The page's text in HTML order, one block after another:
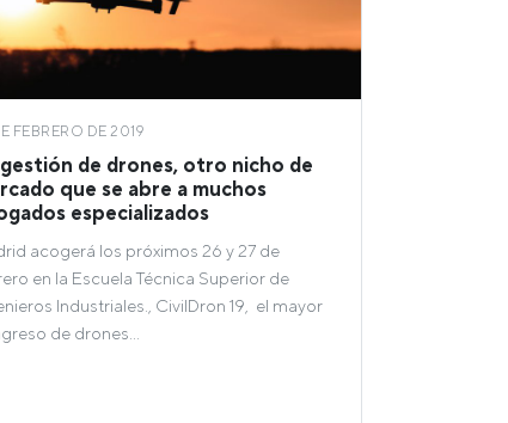
FEBRERO DE 2019
gestión de drones, otro nicho de
que se abre a muchos
especializados
acogerá los próximos 26 y 27 de
en la Escuela Técnica Superior de
Industriales., CivilDron 19, el mayor
de drones…